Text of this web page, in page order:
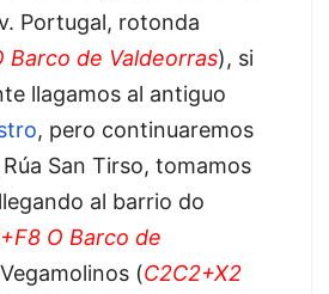
Portugal, rotonda
Barco de Valdeorras), si
llagamos al antiguo
, pero continuaremos
San Tirso, tomamos
al barrio do
O Barco de
(C2C2+X2